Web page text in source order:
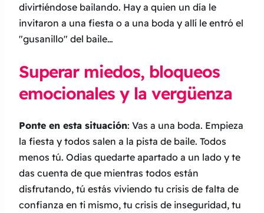
divirtiéndose bailando. Hay a quien un día le
invitaron a una fiesta o a una boda y allí le entró el
"gusanillo" del baile…
Superar miedos, bloqueos
emocionales y la vergüenza
Ponte en esta situación: Vas a una boda. Empieza
la fiesta y todos salen a la pista de baile. Todos
menos tú. Odias quedarte apartado a un lado y te
das cuenta de que mientras todos están
disfrutando, tú estás viviendo tu crisis de falta de
confianza en ti mismo, tu crisis de inseguridad, tu